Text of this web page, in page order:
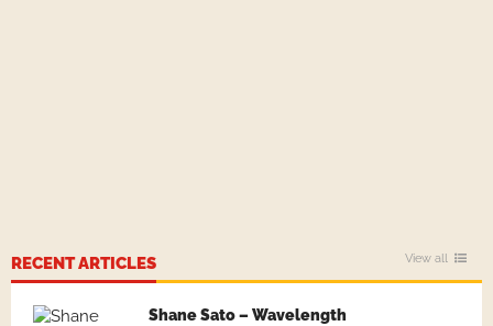
RECENT ARTICLES View all
Shane Sato – Wavelength